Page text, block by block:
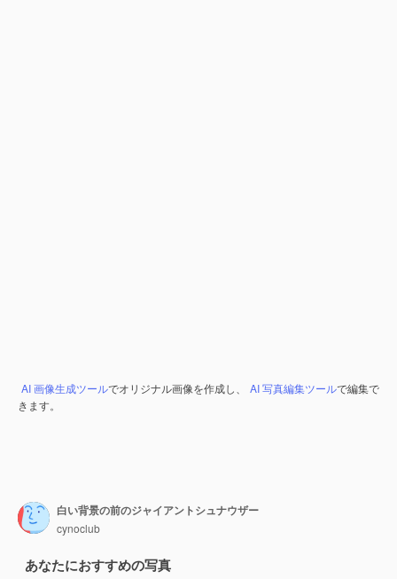
AI 画像生成ツールでオリジナル画像を作成し、 AI 写真編集ツールで編集で
きます。
白い背景の前のジャイアントシュナウザー
cynoclub
あなたにおすすめの写真